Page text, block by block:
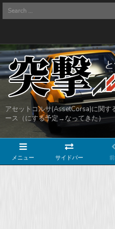
アセットコルサ(AssetCorsa)に関
ース（にする予定→なってきた）
メニュー サイドバー